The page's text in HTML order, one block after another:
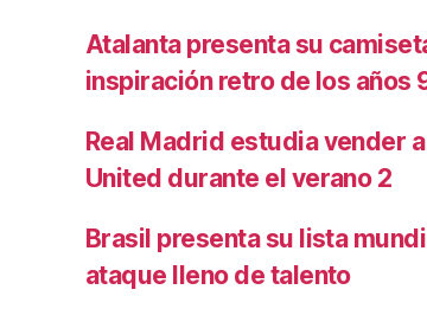
Atalanta presenta su
inspiración retro de los años
Real Madrid estudia vender
United durante el verano 2
Brasil presenta su lista
ataque lleno de talento